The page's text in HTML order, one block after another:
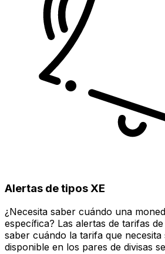
Alertas de tipos XE
¿Necesita saber cuándo una
específica? Las alertas de tarifas
saber cuándo la tarifa que
disponible en los pares de divisas